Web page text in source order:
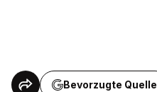
Bevorzugte Quelle